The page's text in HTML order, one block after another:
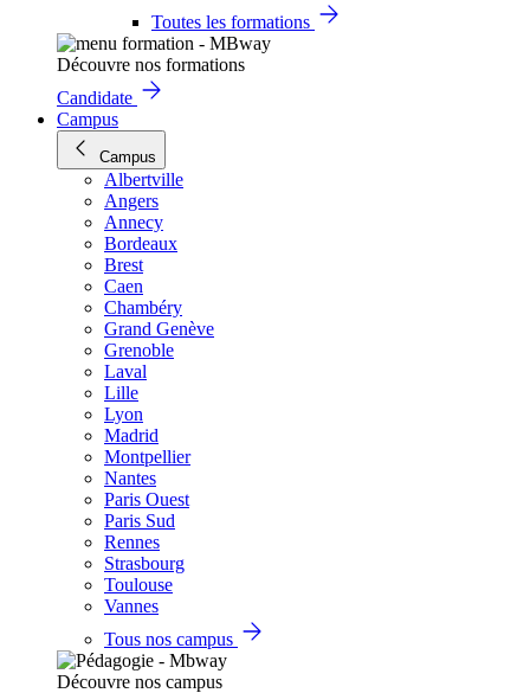
Toutes les formations
Découvre nos formations
Candidate
Campus
Campus
Albertville
Angers
Annecy
Bordeaux
Brest
Caen
Chambéry
Grand Genève
Grenoble
Laval
Lille
Lyon
Madrid
Montpellier
Nantes
Paris Ouest
Paris Sud
Rennes
Strasbourg
Toulouse
Vannes
Tous nos campus
Découvre nos campus